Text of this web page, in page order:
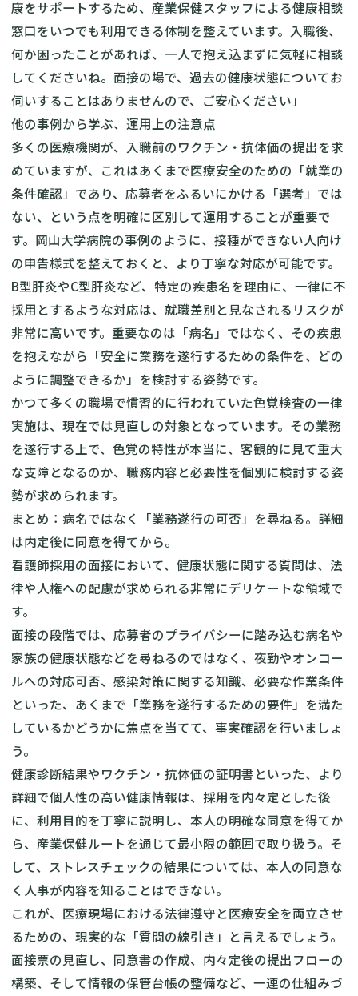
康をサポートするため、産業保健スタッフによる健康相談
窓口をいつでも利用できる体制を整えています。入職後、
何か困ったことがあれば、一人で抱え込まずに気軽に相談
してくださいね。面接の場で、過去の健康状態についてお
伺いすることはありませんので、ご安心ください」
他の事例から学ぶ、運用上の注意点
多くの医療機関が、入職前のワクチン・抗体価の提出を求
めていますが、これはあくまで医療安全のための「就業の
条件確認」であり、応募者をふるいにかける「選考」では
ない、という点を明確に区別して運用することが重要で
す。岡山大学病院の事例のように、接種ができない人向け
の申告様式を整えておくと、より丁寧な対応が可能です。
B型肝炎やC型肝炎など、特定の疾患名を理由に、一律に不
採用とするような対応は、就職差別と見なされるリスクが
非常に高いです。重要なのは「病名」ではなく、その疾患
を抱えながら「安全に業務を遂行するための条件を、どの
ように調整できるか」を検討する姿勢です。
かつて多くの職場で慣習的に行われていた色覚検査の一律
実施は、現在では見直しの対象となっています。その業務
を遂行する上で、色覚の特性が本当に、客観的に見て重大
な支障となるのか、職務内容と必要性を個別に検討する姿
勢が求められます。
まとめ：病名ではなく「業務遂行の可否」を尋ねる。詳細
は内定後に同意を得てから。
看護師採用の面接において、健康状態に関する質問は、法
律や人権への配慮が求められる非常にデリケートな領域で
す。
面接の段階では、応募者のプライバシーに踏み込む病名や
家族の健康状態などを尋ねるのではなく、夜勤やオンコー
ルへの対応可否、感染対策に関する知識、必要な作業条件
といった、あくまで「業務を遂行するための要件」を満た
しているかどうかに焦点を当てて、事実確認を行いましょ
う。
健康診断結果やワクチン・抗体価の証明書といった、より
詳細で個人性の高い健康情報は、採用を内々定とした後
に、利用目的を丁寧に説明し、本人の明確な同意を得てか
ら、産業保健ルートを通じて最小限の範囲で取り扱う。そ
して、ストレスチェックの結果については、本人の同意な
く人事が内容を知ることはできない。
これが、医療現場における法律遵守と医療安全を両立させ
るための、現実的な「質問の線引き」と言えるでしょう。
面接票の見直し、同意書の作成、内々定後の提出フローの
構築、そして情報の保管台帳の整備など、一連の仕組みづ